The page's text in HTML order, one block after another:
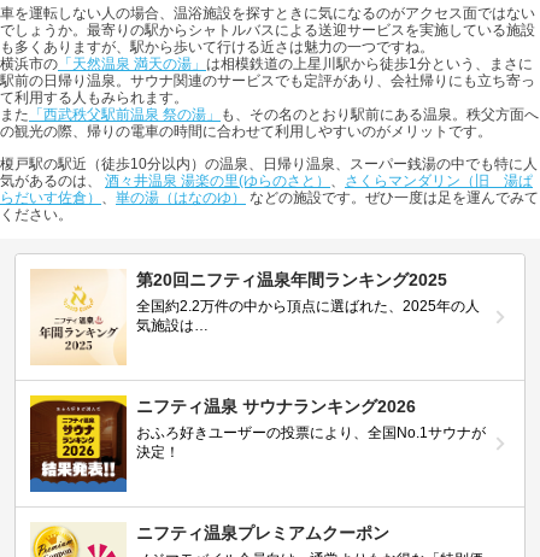
車を運転しない人の場合、温浴施設を探すときに気になるのがアクセス面ではない
でしょうか。最寄りの駅からシャトルバスによる送迎サービスを実施している施設
も多くありますが、駅から歩いて行ける近さは魅力の一つですね。
横浜市の 「天然温泉 満天の湯」 は相模鉄道の上星川駅から徒歩1分という、まさに
駅前の日帰り温泉。サウナ関連のサービスでも定評があり、会社帰りにも立ち寄っ
て利用する人もみられます。
また 「西武秩父駅前温泉 祭の湯」
も、その名のとおり駅前にある温泉。秩父方面へ
の観光の際、帰りの電車の時間に合わせて利用しやすいのがメリットです。
榎戸駅の駅近（徒歩10分以内）の温泉、日帰り温泉、スーパー銭湯の中でも特に人
気があるのは、 酒々井温泉 湯楽の里(ゆらのさと） 、 さくらマンダリン（旧 湯ぱ
らだいす佐倉） 、 崋の湯（はなのゆ）
などの施設です。ぜひ一度は足を運んでみて
ください。
第20回ニフティ温泉年間ランキング2025
全国約2.2万件の中から頂点に選ばれた、2025年の人
気施設は…
ニフティ温泉 サウナランキング2026
おふろ好きユーザーの投票により、全国No.1サウナが
決定！
ニフティ温泉プレミアムクーポン